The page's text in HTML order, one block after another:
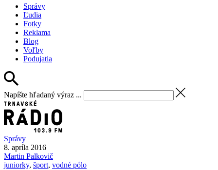
Správy
Ľudia
Fotky
Reklama
Blog
Voľby
Podujatia
Napíšte hľadaný výraz ...
Správy
8. apríla 2016
Martin Palkovič
juniorky, šport, vodné pólo